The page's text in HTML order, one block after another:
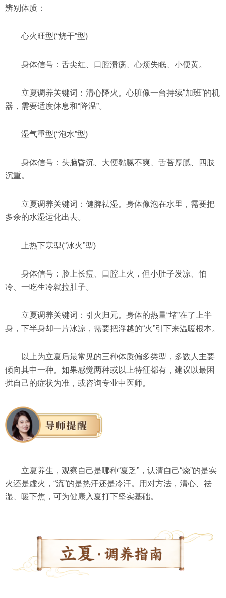
辨别体质：
心火旺型(“烧干”型)
身体信号：舌尖红、口腔溃疡、心烦失眠、小便黄。
立夏调养关键词：清心降火。心脏像一台持续“加班”的机
器，需要适度休息和“降温”。
湿气重型(“泡水”型)
身体信号：头脑昏沉、大便黏腻不爽、舌苔厚腻、四肢
沉重。
立夏调养关键词：健脾祛湿。身体像泡在水里，需要把
多余的水湿运化出去。
上热下寒型(“冰火”型)
身体信号：脸上长痘、口腔上火，但小肚子发凉、怕
冷、一吃生冷就拉肚子。
立夏调养关键词：引火归元。身体的热量“堵”在了上半
身，下半身却一片冰凉，需要把浮越的“火”引下来温暖根本。
以上为立夏后最常见的三种体质偏多类型，多数人主要
倾向其中一种。如果感觉两种或以上特征都有，建议以最困
扰自己的症状为准，或咨询专业中医师。
立夏养生，观察自己是哪种“夏乏”，认清自己“烧”的是实
火还是虚火，“流”的是热汗还是冷汗。用对方法，清心、祛
湿、暖下焦，可为健康入夏打下坚实基础。